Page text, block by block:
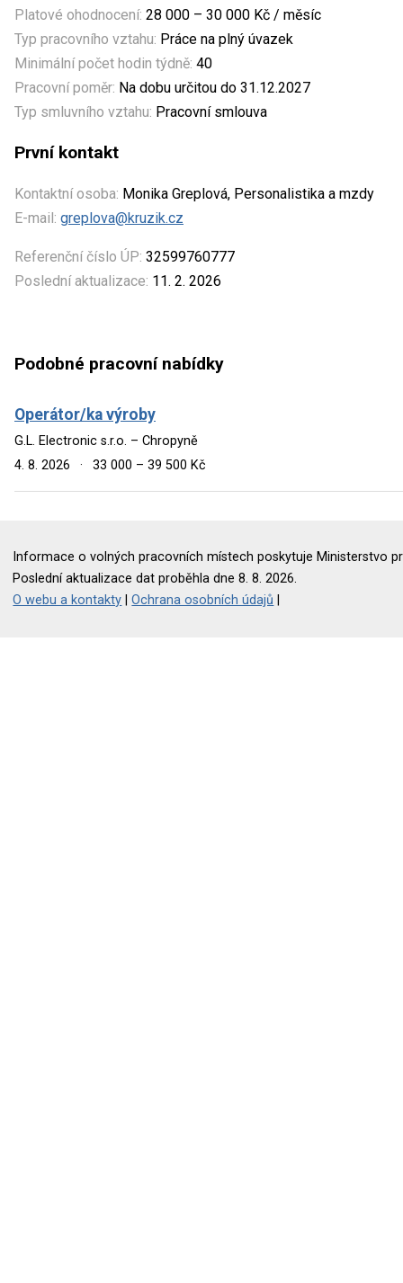
Platové ohodnocení: 28 000 – 30 000 Kč / měsíc
Typ pracovního vztahu: Práce na plný úvazek
Minimální počet hodin týdně: 40
Pracovní poměr: Na dobu určitou do 31.12.2027
Typ smluvního vztahu: Pracovní smlouva
První kontakt
Kontaktní osoba: Monika Greplová, Personalistika a mzdy
E-mail: greplova@kruzik.cz
Referenční číslo ÚP: 32599760777
Poslední aktualizace: 11. 2. 2026
Podobné pracovní nabídky
Operátor/ka výroby
G.L. Electronic s.r.o. – Chropyně
4. 8. 2026
· 33 000 – 39 500 Kč
Informace o volných pracovních místech poskytuje Ministerstvo
Poslední aktualizace dat proběhla dne 8. 8. 2026.
O webu a kontakty |Ochrana osobních údajů